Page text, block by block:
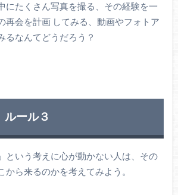
にたくさん写真を撮る、その経験を一
再会を計画 してみる、動画やフォトア
るなんてどうだろう？
ール３
という考えに心が動かない人は、その
から来るのかを考えてみよう。